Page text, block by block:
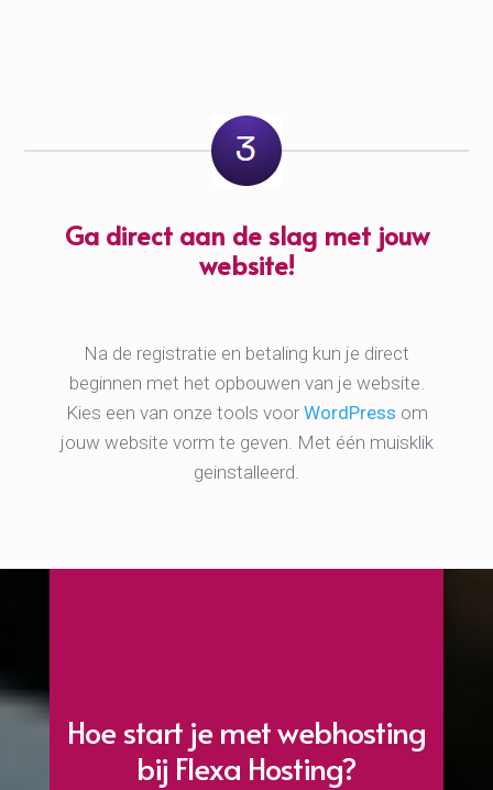
Ga direct aan de slag met jouw
website!
Na de registratie en betaling kun je direct
beginnen met het opbouwen van je website.
Kies een van onze tools voor WordPress om
jouw website vorm te geven. Met één muisklik
geinstalleerd.
Hoe start je met webhosting
bij Flexa Hosting?